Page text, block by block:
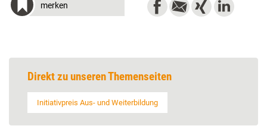
merken
Direkt zu unseren Themenseiten
Initiativpreis Aus- und Weiterbildung